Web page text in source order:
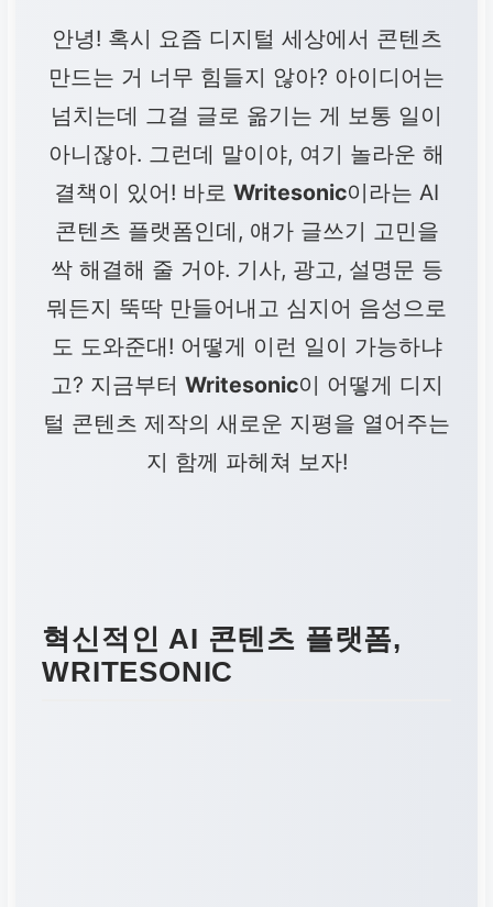
안녕! 혹시 요즘 디지털 세상에서 콘텐츠
만드는 거 너무 힘들지 않아? 아이디어는
넘치는데 그걸 글로 옮기는 게 보통 일이
아니잖아. 그런데 말이야, 여기 놀라운 해
결책이 있어! 바로 Writesonic이라는 AI
콘텐츠 플랫폼인데, 얘가 글쓰기 고민을
싹 해결해 줄 거야. 기사, 광고, 설명문 등
뭐든지 뚝딱 만들어내고 심지어 음성으로
도 도와준대! 어떻게 이런 일이 가능하냐
고? 지금부터 Writesonic이 어떻게 디지
털 콘텐츠 제작의 새로운 지평을 열어주는
지 함께 파헤쳐 보자!
혁신적인 AI 콘텐츠 플랫폼,
WRITESONIC